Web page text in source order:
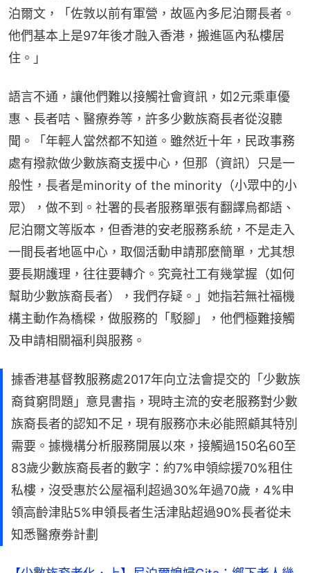
泊爾文，「佐敦以前有軍營，故區內多尼泊爾長者。
他們基本上是97年後才融入香港，搬進區內私樓居
住。」
語言不通，讓他們難以接觸社會資訊，如2元乘車優
惠、長者咭、醫療券等，許多少數族裔長者從沒聽
聞。「年輕人當然都不知道。雖然近十年，民政事務
處有撥款做少數族裔支援中心，但那（資訊）只是一
般性，長者是minority of the minority（小眾中的小
眾），做不到。社署的長者服務單張有翻譯烏都語、
尼泊爾文等版本，但香港的安老服務系統，不是走入
一間長者地區中心，取個活動申請那麼簡單，尤其想
要長期護理，往往要轉介。究竟社工有幾掌握（如何
幫助少數族裔長者），我們存疑。」她指若無社福機
構主動作為橋樑，做服務的「駁腳」，他們極難接觸
及申請相關福利與服務。
據香港基督教服務處2017年向立法會提交的「少數族
裔貧窮問題」意見書指，現時主流的安老服務對少數
族裔長者的認知不足，現有服務亦未必能照顧其特別
需要。據機構分析服務開展以來，接觸過150名60至
83歲少數族裔長者的數字：約7%申領綜援70%租住
私樓，沒受惠於公屋福利超過30%年過70歲，4%申
領高齡津貼5%申領長者生活津貼超過90%長者從未
知悉醫療劵計劃